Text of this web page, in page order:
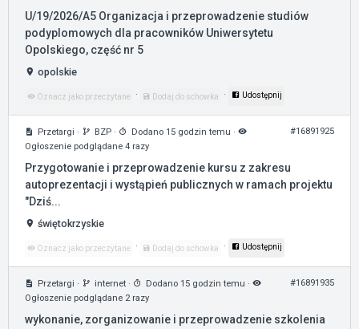
U/19/2026/A5 Organizacja i przeprowadzenie studiów
podyplomowych dla pracowników Uniwersytetu
Opolskiego, część nr 5
opolskie
Oznacz jako przeczytane · Dodaj do schowka · Udostępnij
Przetargi · BZP · Dodano 15 godzin temu ·
Ogłoszenie podglądane 4 razy
#16891925
Przygotowanie i przeprowadzenie kursu z zakresu
autoprezentacji i wystąpień publicznych w ramach projektu
"Dziś...
świętokrzyskie
Oznacz jako przeczytane · Dodaj do schowka · Udostępnij
Przetargi · internet · Dodano 15 godzin temu ·
Ogłoszenie podglądane 2 razy
#16891935
wykonanie, zorganizowanie i przeprowadzenie szkolenia